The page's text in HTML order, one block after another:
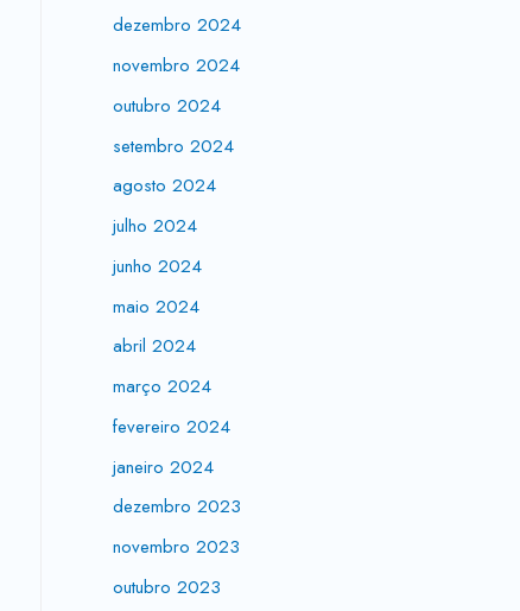
dezembro 2024
novembro 2024
outubro 2024
setembro 2024
agosto 2024
julho 2024
junho 2024
maio 2024
abril 2024
março 2024
fevereiro 2024
janeiro 2024
dezembro 2023
novembro 2023
outubro 2023